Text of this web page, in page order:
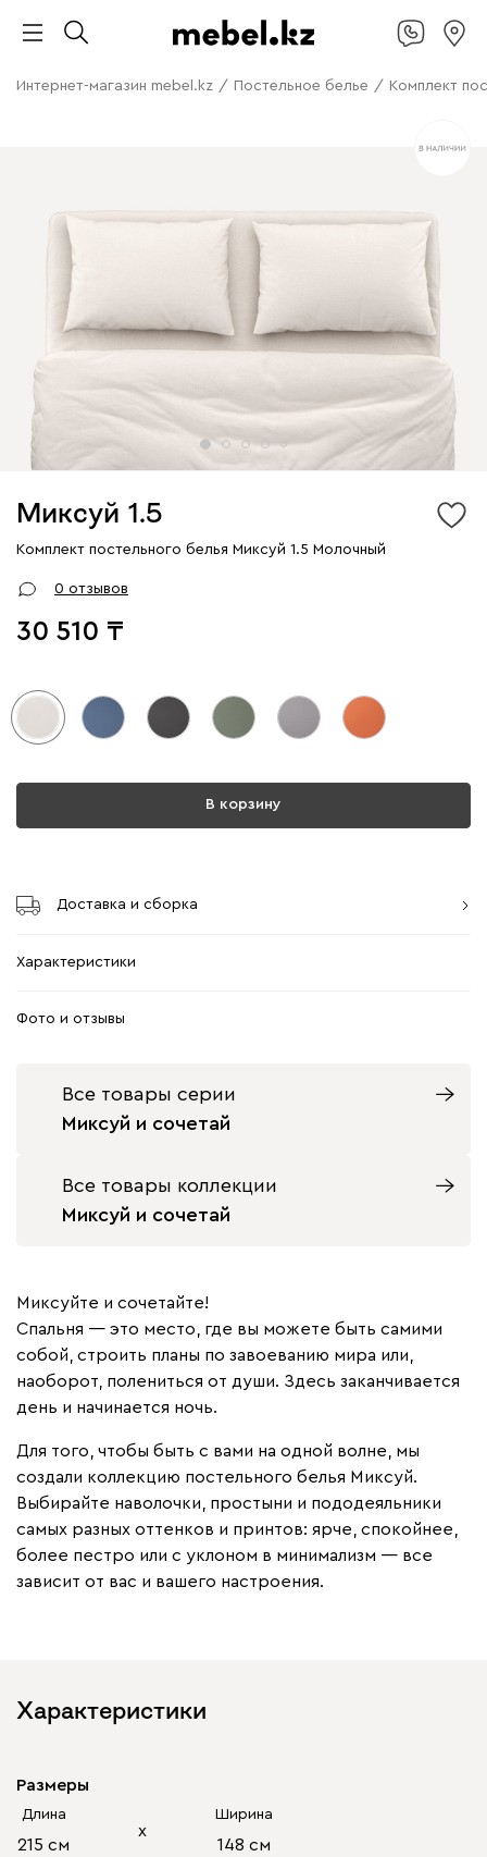
Интернет-магазин mebel.kz / Постельное белье / Комплект
Миксуй 1.5
Комплект постельного белья Миксуй 1.5 Молочный
0 отзывов
30 510
В корзину
Доставка и сборка
Характеристики
Фото и отзывы
Все товары серии
Миксуй и сочетай
Все товары коллекции
Миксуй и сочетай
Миксуйте и сочетайте!
Спальня — это место, где вы можете быть самими
собой, строить планы по завоеванию мира или,
наоборот, полениться от души. Здесь заканчивается
день и начинается ночь.
Для того, чтобы быть с вами на одной волне, мы
создали коллекцию постельного белья Миксуй.
Выбирайте наволочки, простыни и пододеяльники
самых разных оттенков и принтов: ярче, спокойнее,
более пестро или с уклоном в минимализм — все
зависит от вас и вашего настроения.
Характеристики
Размеры
Длина
215 см
х
Ширина
148 см